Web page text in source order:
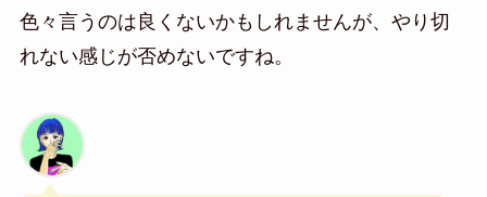
色々言うのは良くないかもしれませんが、やり切
れない感じが否めないですね。